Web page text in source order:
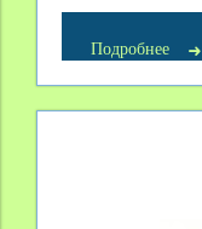
Подробнее